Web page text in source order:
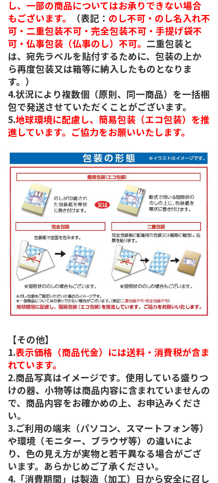
し、一部の商品についてはお承りできない場合
もございます。
（表記： のし不可・のし名入れ不
可・二重包装不可・完全包装不可・手提げ袋不
可・仏事包装（仏事のし）不可。 二重包装と
は、宛先ラベルを貼付するために、包装の上か
ら再度包装又は箱等に納入したものとなりま
す。）
4.状況により複数個（原則、同一商品）を一括梱
包で発送させていただくことがございます。
5.地球環境に配慮し、簡易包装（エコ包装）を推
進しています。ご協力をお願いいたします。
【その他】
1.表示価格（商品代金）には送料・消費税が含ま
れています。
2.商品写真はイメージです。使用している盛りつ
けの器、小物等は商品内容に含まれていませんの
で、商品内容をお確かめの上、お申込みくださ
い。
3.ご利用の端末（パソコン、スマートフォン等）
や環境（モニター、ブラウザ等）の違いによ
り、色の見え方が実物と若干異なる場合がござ
います。あらかじめご了承ください。
4.「消費期間」は製造（加工）日から安全に召し